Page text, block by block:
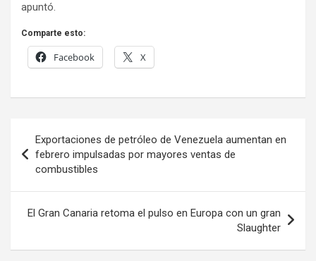
apuntó.
Comparte esto:
Facebook X
de
entradas
Exportaciones de petróleo de Venezuela aumentan en
febrero impulsadas por mayores ventas de
combustibles
El Gran Canaria retoma el pulso en Europa con un gran
Slaughter